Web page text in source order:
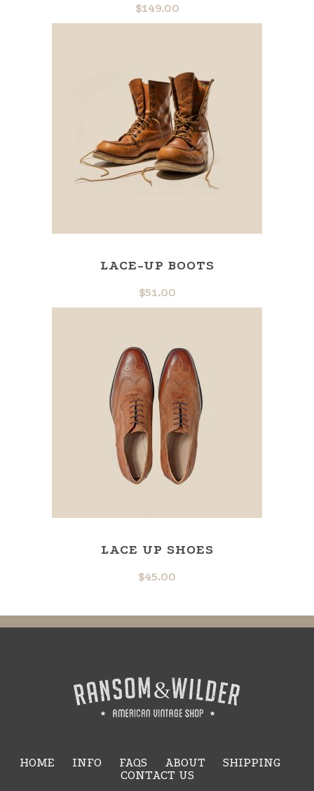
$149.00
LACE-UP BOOTS
$51.00
LACE UP SHOES
$45.00
HOME INFO FAQS ABOUT
SHIPPING
CONTACT US